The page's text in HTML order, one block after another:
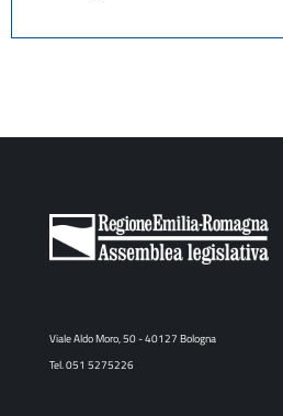
Viale Aldo Moro, 50 - 40127 Bologna
Tel. 051 5275226